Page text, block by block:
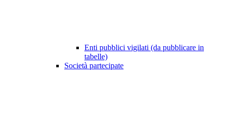
Enti pubblici vigilati (da pubblicare in
tabelle)
Società partecipate